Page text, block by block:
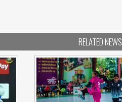
RELATED NEWS